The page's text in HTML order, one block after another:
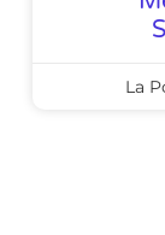
La